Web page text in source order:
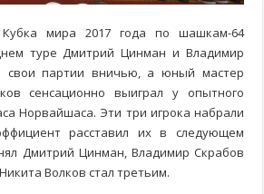
мира 2017 года по шашкам-64
туре Дмитрий Цинман и Владимир
свои партии вничью, а юный мастер
сенсационно выиграл у опытного
Норвайшаса. Эти три игрока набрали
расставил их в следующем
Дмитрий Цинман, Владимир Скрабов
Волков стал третьим.